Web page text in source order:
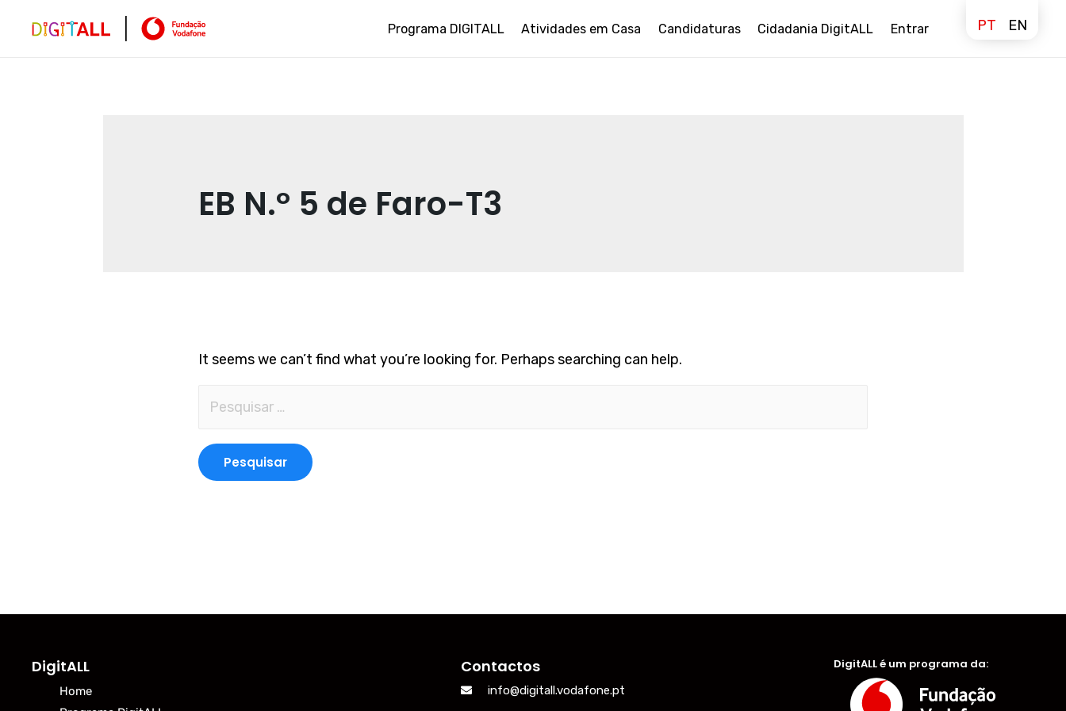
Programa DIGITALL Atividades em Casa Candidaturas Cidadania DigitALL Entrar PT EN
EB N.º 5 de Faro-T3
It seems we can’t find what you’re looking for. Perhaps searching can help.
DigitALL
Home
Contactos
info@digitall.vodafone.pt
DigitALL é um programa da: